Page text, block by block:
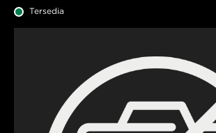
Tersedia